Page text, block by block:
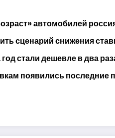
автомобилей
сценарий снижения
стали дешевле в два
появились